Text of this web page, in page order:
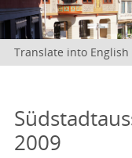
Translate into English
2009